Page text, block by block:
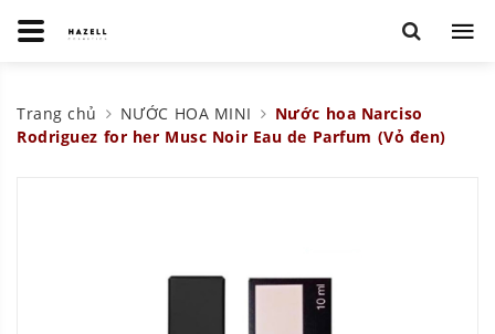
Trang chủ NƯỚC HOA MINI
Nước hoa Narciso
Rodriguez for her Musc Noir Eau de Parfum (Vỏ đen)